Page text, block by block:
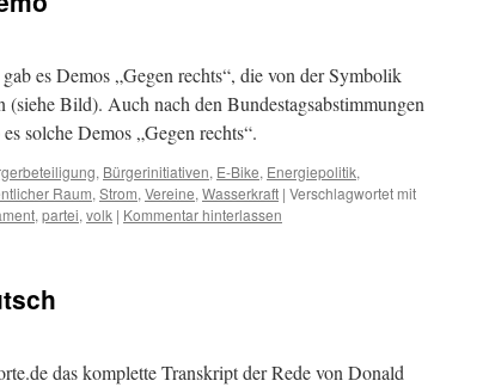
es Demos „Gegen rechts“, die von der Symbolik
Bild). Auch nach den Bundestagsabstimmungen
solche Demos „Gegen rechts“.
, Bürgerinitiativen, E-Bike, Energiepolitik,
Raum, Strom, Vereine, Wasserkraft | Verschlagwortet mit
, partei, volk | Kommentar hinterlassen
das komplette Transkript der Rede von Donald